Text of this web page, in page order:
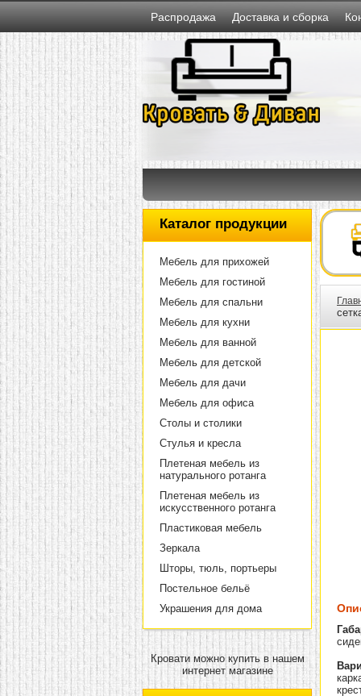
Распродажа Доставка и сборка
Каталог продукции
Мебель для прихожей
Мебель для гостиной
Мебель для спальни
Мебель для кухни
Мебель для ванной
Мебель для детской
Мебель для дачи
Мебель для офиса
Столы и столики
Стулья и кресла
Плетеная мебель из
натурального ротанга
Плетеная мебель из
искусственного ротанга
Пластиковая мебель
Зеркала
Шторы, тюль, портьеры
Постельное бельё
Украшения для дома
Кровати можно купить в нашем
интернет магазине